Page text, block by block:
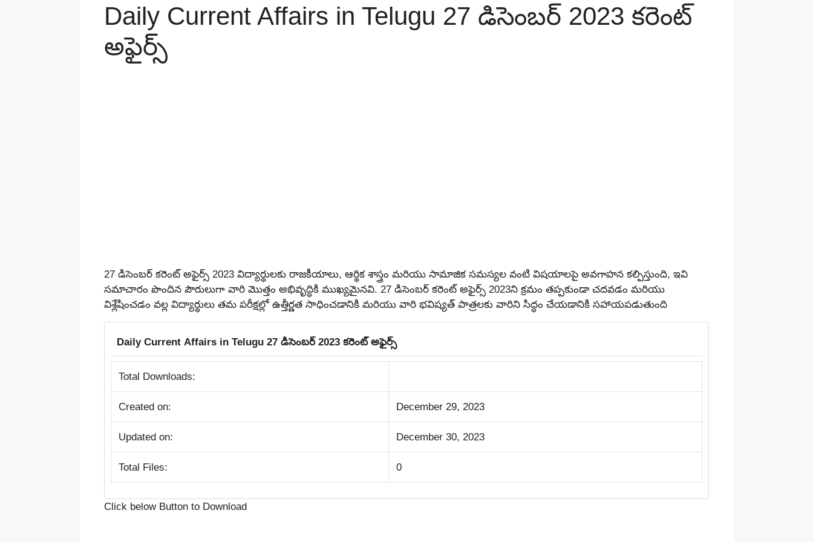
Daily Current Affairs in Telugu 27 డిసెంబర్ 2023 కరెంట్‌
అఫైర్స్‌
27 డిసెంబర్ కరెంట్ అఫైర్స్ 2023 విద్యార్థులకు రాజకీయాలు, ఆర్థిక శాస్త్రం మరియు సామాజిక సమస్యల వంటి విషయాలపై అవగాహన కల్పిస్తుంది, ఇవి
సమాచారం పొందిన పౌరులుగా వారి మొత్తం అభివృద్ధికి ముఖ్యమైనవి. 27 డిసెంబర్ కరెంట్ అఫైర్స్ 2023ని క్రమం తప్పకుండా చదవడం మరియు
విశ్లేషించడం వల్ల విద్యార్థులు తమ పరీక్షల్లో ఉత్తీర్ణత సాధించడానికి మరియు వారి భవిష్యత్ పాత్రలకు వారిని సిద్ధం చేయడానికి సహాయపడుతుంది
Daily Current Affairs in Telugu 27 డిసెంబర్ 2023 కరెంట్‌ అఫైర్స్‌
Total Downloads:
Created on: December 29, 2023
Updated on: December 30, 2023
Total Files: 0
Click below Button to Download